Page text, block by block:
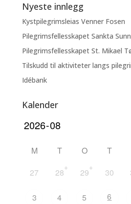
Nyeste innlegg
Kystpilegrimsleias Venner Fosen
Pilegrimsfellesskapet Sankta
Pilegrimsfellesskapet St. Mikael
Tilskudd til aktiviteter langs
Idébank
Kalender
M T O T
27
28+ 29+ 30
3 4 5 6